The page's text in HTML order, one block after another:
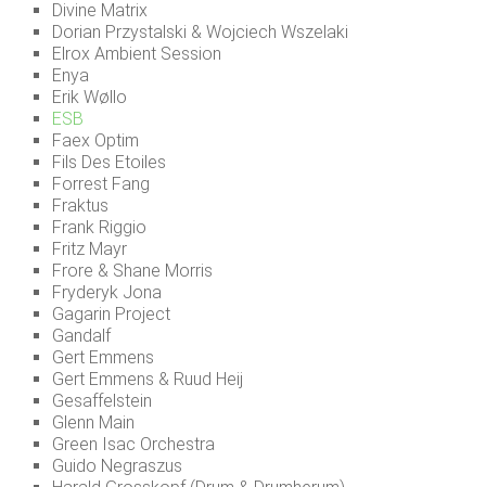
Divine Matrix
Dorian Przystalski & Wojciech Wszelaki
Elrox Ambient Session
Enya
Erik Wøllo
ESB
Faex Optim
Fils Des Etoiles
Forrest Fang
Fraktus
Frank Riggio
Fritz Mayr
Frore & Shane Morris
Fryderyk Jona
Gagarin Project
Gandalf
Gert Emmens
Gert Emmens & Ruud Heij
Gesaffelstein
Glenn Main
Green Isac Orchestra
Guido Negraszus